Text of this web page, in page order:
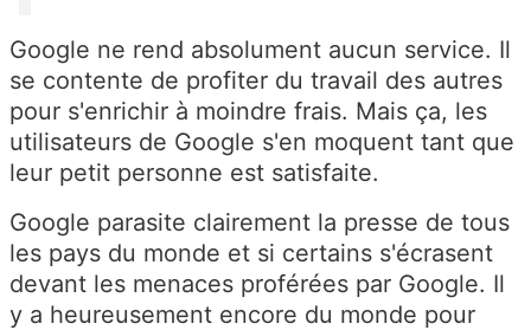
Google ne rend absolument aucun service. Il
se contente de profiter du travail des autres
pour s'enrichir à moindre frais. Mais ça, les
utilisateurs de Google s'en moquent tant que
leur petit personne est satisfaite.
Google parasite clairement la presse de tous
les pays du monde et si certains s'écrasent
devant les menaces proférées par Google. Il
y a heureusement encore du monde pour